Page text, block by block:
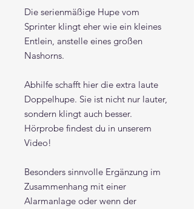
Die serienmäßige Hupe vom
Sprinter klingt eher wie ein kleines
Entlein, anstelle eines großen
Nashorns.
Abhilfe schafft hier die extra laute
Doppelhupe. Sie ist nicht nur lauter,
sondern klingt auch besser.
Hörprobe findest du in unserem
Video!
Besonders sinnvolle Ergänzung im
Zusammenhang mit einer
Alarmanlage oder wenn der